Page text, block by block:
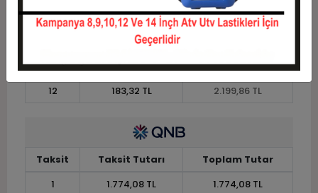
9
234,57 TL
2.111,16 TL
214,66 TL
11
196,76 TL
2.164,38 TL
12
183,32 TL 2.199,86 TL
Taksit Taksit Tutarı
Toplam Tutar
1
1.774,08 TL
1.774,08 TL